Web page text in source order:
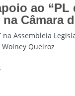
ao “PL
Câmara
Assembleia
Queiroz